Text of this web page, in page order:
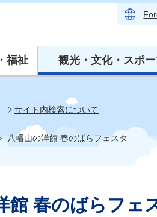
福祉 観光・文化・スポ
サイト内検索について
八幡山の洋館 春のばらフェスタ
館 春のばらフェ